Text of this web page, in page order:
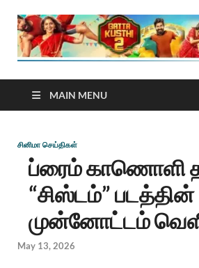
MAIN MENU
சினிமா செய்திகள்
ப்ரைம் காணொளி
“சிஸ்டம்” படத்தின்
முன்னோட்டம்
May 13, 2026